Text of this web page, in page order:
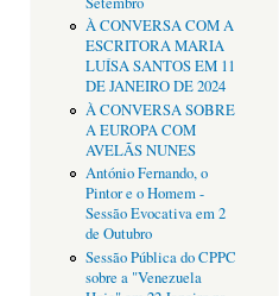
À CONVERSA COM A
ESCRITORA MARIA
LUÍSA SANTOS EM 11
DE JANEIRO DE 2024
À CONVERSA SOBRE
A EUROPA COM
AVELÃS NUNES
António Fernando, o
Pintor e o Homem -
Sessão Evocativa em 2
de Outubro
Sessão Pública do CPPC
sobre a "Venezuela